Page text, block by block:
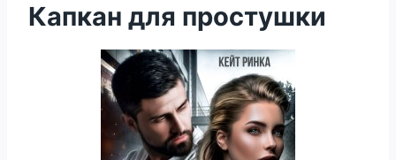
Капкан для простушки